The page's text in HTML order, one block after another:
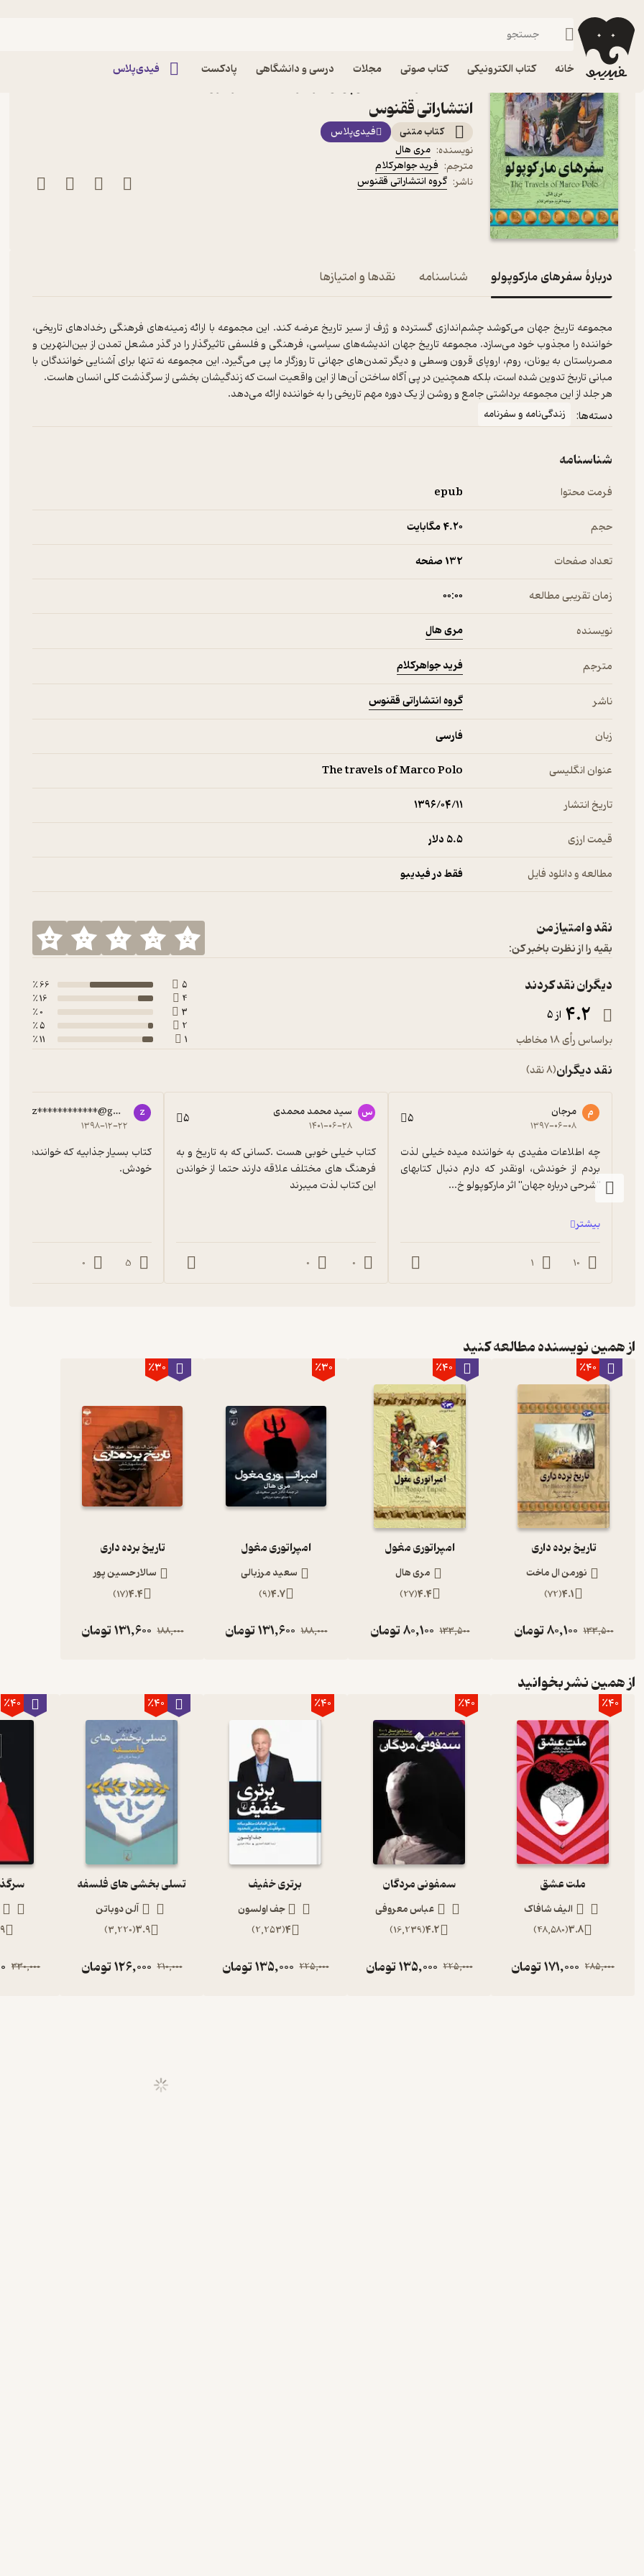
خانه کتاب الکترونیکی کتاب صوتی مجلات درسی و دانشگاهی پادکست فیدی‌پلاس
فیدیبو کتاب الکترونیکی
انتشاراتی ققنوس
کتاب متنی
فیدی‌پلاس
نویسنده: مری هال
مترجم: فرید جواهرکلام
ناشر: گروه انتشاراتی ققنوس
دربارۀ سفرهای مارکوپولو شناسنامه نقدها و امتیازها
مجموعه تاریخ جهان می‌کوشد چشم‌اندازی گسترده و ژرف از سیر تاریخ عرضه کند. این مجموعه با ارائه زمینه‌های فرهنگی رخدادهای تاریخی،
خواننده را مجذوب خود می‌سازد. مجموعه تاریخ جهان اندیشه‌های سیاسی، فرهنگی و فلسفی تاثیرگذار را در گذر مشعل تمدن از بین‌النهرین و
مصرباستان به یونان، روم، اروپای قرون وسطی و دیگر تمدن‌های جهانی تا روزگار ما پی می‌گیرد. این مجموعه نه تنها برای آشنایی خوانندگان با
هر جلد از این مجموعه برداشتی جامع و روشن از یک دوره مهم تاریخی را به خواننده ارائه می‌دهد.
دسته‌ها: زندگی‌نامه و سفرنامه
شناسنامه
فرمت محتوا epub
حجم 4.۲۰ مگابایت
تعداد صفحات 132 صفحه
زمان تقریبی مطالعه ۰۰:۰۰
نویسنده مری هال
مترجم فرید جواهرکلام
ناشر گروه انتشاراتی ققنوس
زبان فارسی
عنوان انگلیسی The travels of Marco Polo
تاریخ انتشار ۱۳۹۶/۰۴/۱۱
قیمت ارزی 5.۵ دلار
مطالعه و دانلود فایل فقط در فیدیبو
نقد و امتیاز من
بقیه را از نظرت باخبر کن:
دیگران نقد کردند
4.2 از 5
براساس رأی 18 مخاطب
5
66 ٪
4
16 ٪
3
0 ٪
2
5 ٪
1
11 ٪
نقد دیگران(8 نقد)
م مرجان
۱۳۹۷-۰۶-۰۸ 5
"شرحی درباره جهان" اثر مارکوپولو خ...
بیشتر
10
1
س سید محمد محمدی
۱۴۰۱-۰۶-۲۸ 5
این کتاب لذت میبرند
0
0
z
zzz************@gmail.com
۱۳۹۸-۱۲-۲۲
خودش.
5
0
از همین نویسنده مطالعه کنید
٪40
تاریخ برده داری
نورمن ال ماخت
4.1
(
72
)
133,500
80,100تومان
٪40
امپراتوری مغول
مری هال
4.4
(
27
)
133,500
80,100تومان
٪30
امپراتوری مغول
سعید مرزبالی
4.7
(
9
)
188,000
131,600تومان
٪30
تاریخ برده داری
سالار حسین پور
4.4
(
17
)
188,000
131,600تومان
از همین نشر بخوانید
٪40
ملت عشق
الیف شافاک
3.8
(
48,580
)
285,000
171,000تومان
٪40
سمفونی مردگان
عباس معروفی
4.2
(
16,239
)
225,000
135,000تومان
٪40
برتری خفیف
جف اولسون
4
(
2,253
)
225,000
135,000تومان
٪40
تسلی بخشی های فلسفه
آلن دوباتن
3.9
(
3,220
)
210,000
126,000تومان
٪40
330,000